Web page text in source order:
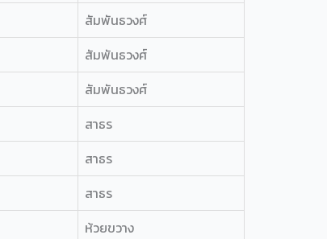
สัมพันธวงศ์
สัมพันธวงศ์
สัมพันธวงศ์
สาธร
สาธร
สาธร
ห้วยขวาง